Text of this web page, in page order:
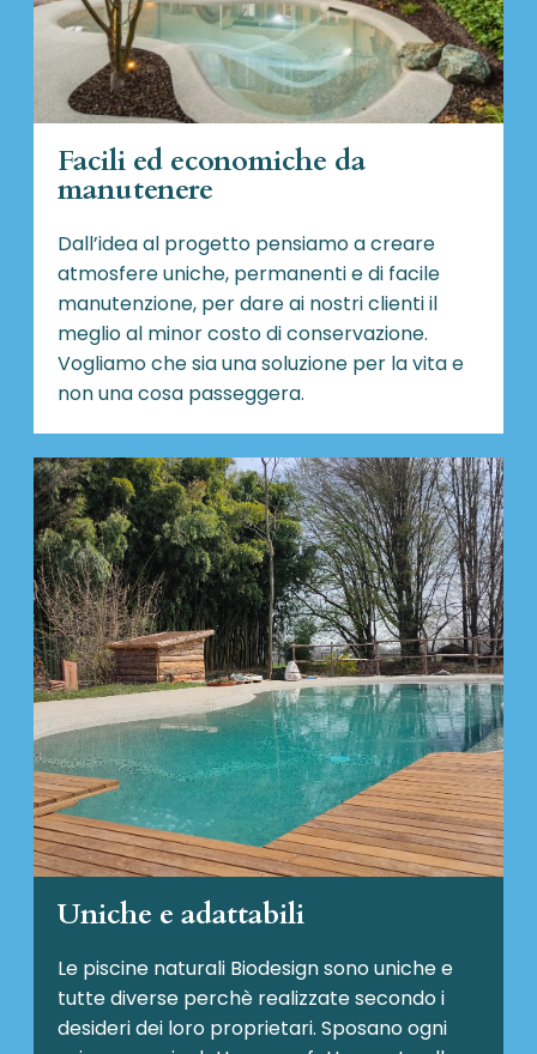
Facili ed economiche da
manutenere
Dall’idea al progetto pensiamo a creare
atmosfere uniche, permanenti e di facile
manutenzione, per dare ai nostri clienti il
meglio al minor costo di conservazione.
Vogliamo che sia una soluzione per la vita e
non una cosa passeggera.
Uniche e adattabili
Le piscine naturali Biodesignsono uniche e
tutte diverse perchè realizzate secondo i
desideri dei loro proprietari. Sposano ogni